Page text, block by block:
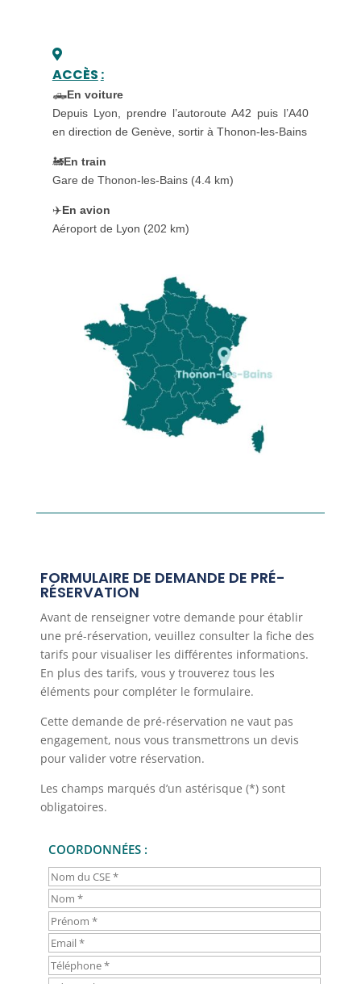
ACCÈS :
🛻En voiture
Depuis Lyon, prendre l’autoroute A42 puis l’A40
en direction de Genève, sortir à Thonon-les-Bains
🚂En train
Gare de Thonon-les-Bains (4.4 km)
✈️En avion
Aéroport de Lyon (202 km)
FORMULAIRE DE DEMANDE DE PRÉ-
RÉSERVATION
Avant de renseigner votre demande pour établir
une pré-réservation, veuillez consulter la fiche des
tarifs pour visualiser les différentes informations.
En plus des tarifs, vous y trouverez tous les
éléments pour compléter le formulaire.
Cette demande de pré-réservation ne vaut pas
engagement, nous vous transmettrons un devis
pour valider votre réservation.
Les champs marqués d’un astérisque (*) sont
obligatoires.
COORDONNÉES :